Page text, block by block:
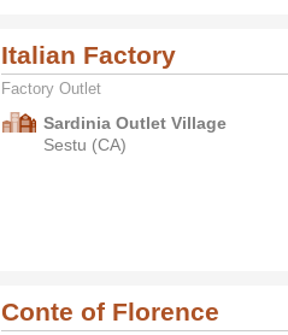
Italian Factory
Factory Outlet
Sardinia Outlet Village
Sestu (CA)
Conte of Florence